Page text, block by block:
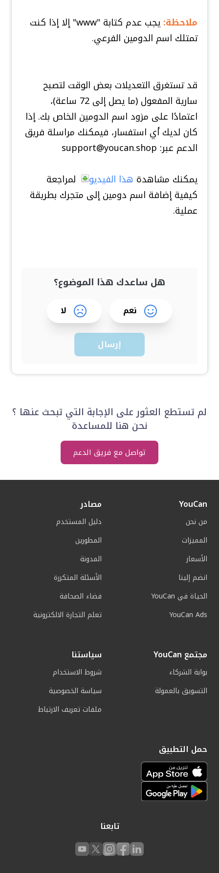
ملاحظة:
يجب عدم كتابة "www" إلا إذا كنت
تمتلك اسم الدومين الفرعي.
قد تستغرق التعديلات بعض الوقت لتصبح
سارية المفعول (ما يصل إلى 72 ساعة)،
اعتمادًا على مزود اسم الدومين الخاص بك. إذا
كان لديك أي استفسار، فيمكنك مراسلة فريق
الدعم عبر: support@youcan.shop
يمكنك مشاهدة هذا الفيديو
لمراجعة
كيفية إضافة اسم دومين إلى متجرك بطريقة
عملية.
هل ساعدك هذا الموضوع؟
نعم لا
إرسال
لم تستطع العثور على الإجابة التي تبحث عنها ؟
نحن هنا للمساعدة
تواصل مع فريق الدعم
YouCan
من نحن
المميزات
الأسعار
انضم إلينا
الحياة في YouCan
YouCan Ads
مصادر
دليل المستخدم
المطورين
المدونة
الأسئلة المتكررة
فضاء الصحافة
تعلم التجارة الالكترونية
مجتمع YouCan
بوابة الشركاء
التسويق بالعمولة
سياستنا
شروط الاستخدام
سياسة الخصوصية
ملفات تعريف الارتباط
حمل التطبيق
تابعنا